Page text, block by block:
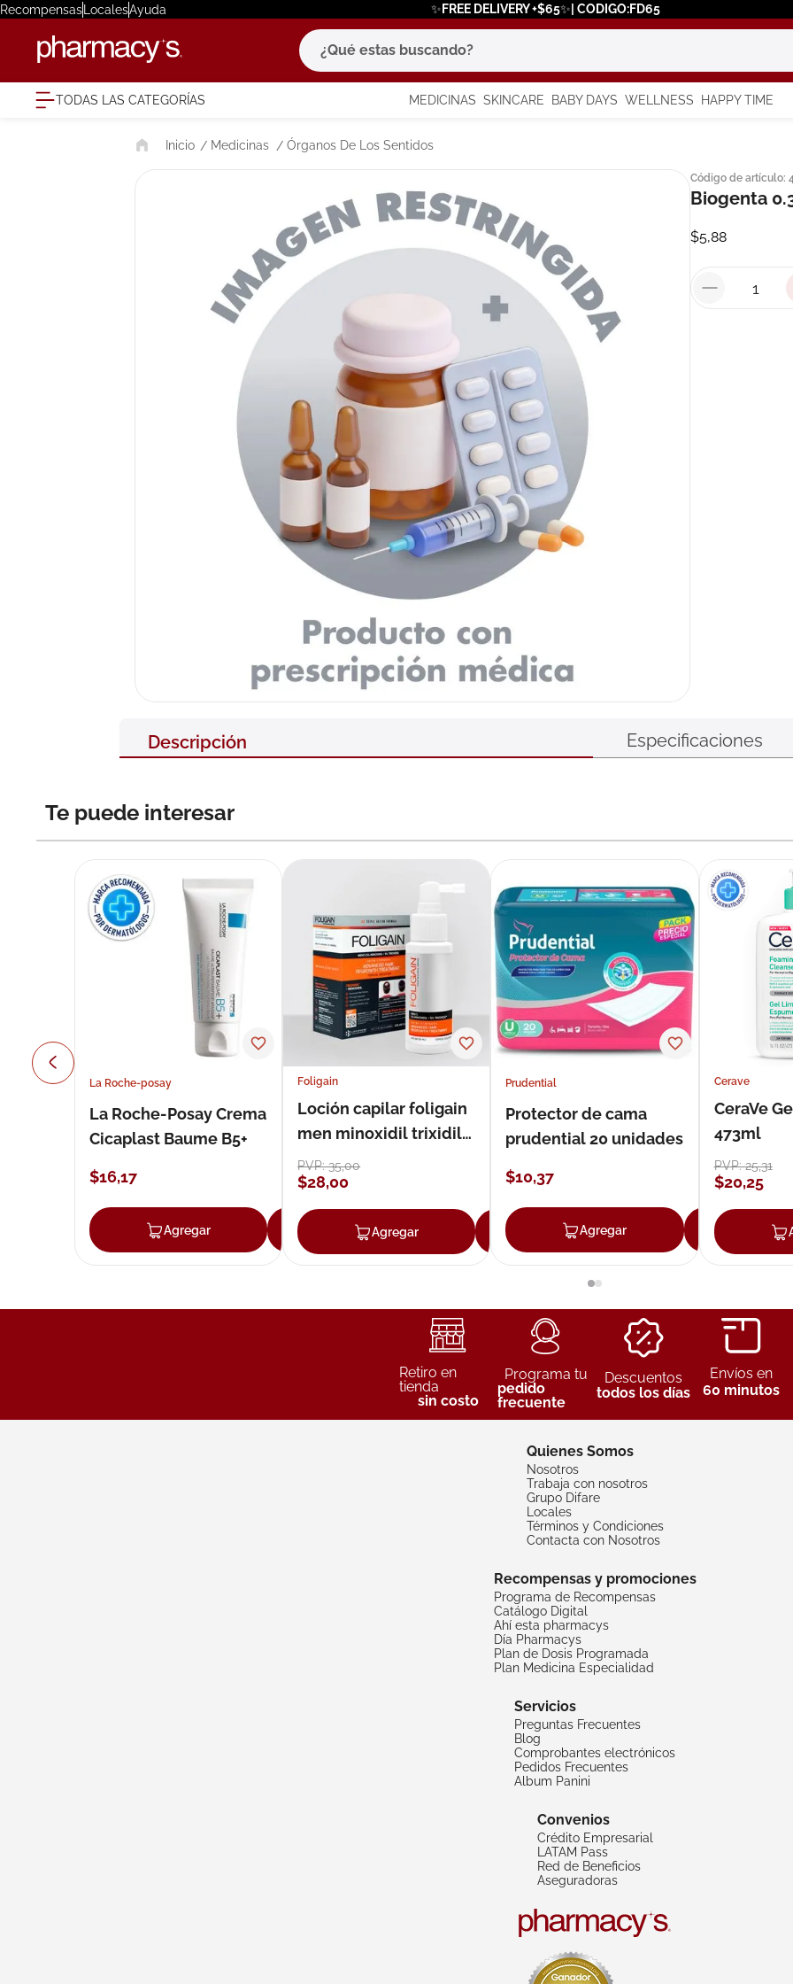
RecompensasLocalesAyuda ✨FREE DELIVERY +$65✨| CODIGO:FD65
¿Qué estas buscando?
TODAS LAS CATEGORÍAS MEDICINAS SKINCARE BABY DAYS WELLNESS HAPPY TIME
Medicinas Órganos De Los Sentidos
Código de artículo:
Biogenta
$5,88
Descripción Especificaciones
Te puede interesar
La Roche-posay
La Roche-Posay Crema
Cicaplast Baume B5+
$16,17
Agregar Agregar
Foligain
Loción capilar foligain
men minoxidil trixidil
loción 59 ml
PVP:35,00
$28,00
Agregar Agregar
Prudential
Protector de cama
prudential 20 unidades
$10,37
Agregar
Cerave
CeraVe
473ml
PVP:25,31
$20,25
Retiro en
tienda
sin costo
Programa tu
pedido
frecuente
Descuentos
todos los días
Envíos en
60 minutos
Quienes Somos
Nosotros
Trabaja con nosotros
Grupo Difare
Locales
Términos y Condiciones
Contacta con Nosotros
Recompensas y promociones
Programa de Recompensas
Catálogo Digital
Ahí esta pharmacys
Día Pharmacys
Plan de Dosis Programada
Plan Medicina Especialidad
Servicios
Preguntas Frecuentes
Blog
Comprobantes electrónicos
Pedidos Frecuentes
Album Panini
Convenios
Crédito Empresarial
LATAM Pass
Red de Beneficios
Aseguradoras
términos más buscados
1 . eucerin
3. bioderma
7.
. roche posay
9. megacistin
10 pañales